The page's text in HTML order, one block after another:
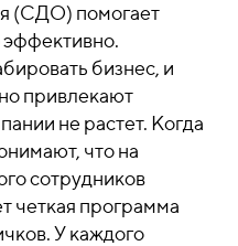
(СДО) помогает
эффективно.
бизнес, и
привлекают
не растет. Когда
что на
сотрудников
четкая программа
У каждого